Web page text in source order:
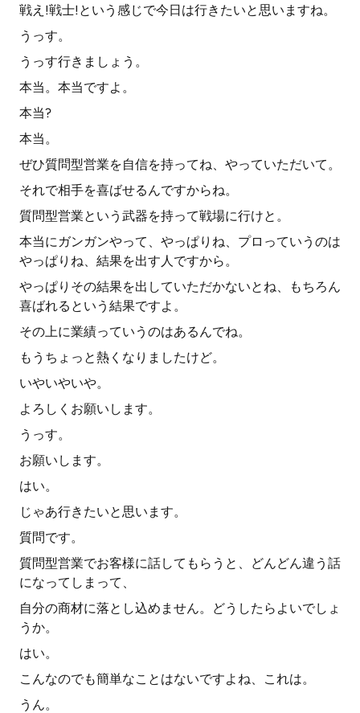
戦え!戦士!という感じで今日は行きたいと思いますね。
うっす。
うっす行きましょう。
本当。本当ですよ。
本当?
本当。
ぜひ質問型営業を自信を持ってね、やっていただいて。
それで相手を喜ばせるんですからね。
質問型営業という武器を持って戦場に行けと。
本当にガンガンやって、やっぱりね、プロっていうのは
やっぱりね、結果を出す人ですから。
やっぱりその結果を出していただかないとね、もちろん
喜ばれるという結果ですよ。
その上に業績っていうのはあるんでね。
もうちょっと熱くなりましたけど。
いやいやいや。
よろしくお願いします。
うっす。
お願いします。
はい。
じゃあ行きたいと思います。
質問です。
質問型営業でお客様に話してもらうと、どんどん違う話
になってしまって、
自分の商材に落とし込めません。どうしたらよいでしょ
うか。
はい。
こんなのでも簡単なことはないですよね、これは。
うん。